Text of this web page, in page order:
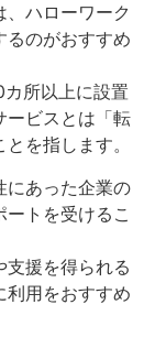
ハローワーク
るのがおすすめ
所以上に設置
ービスとは「転
を指します。
にあった企業の
トを受けるこ
援を得られる
利用をおすすめ